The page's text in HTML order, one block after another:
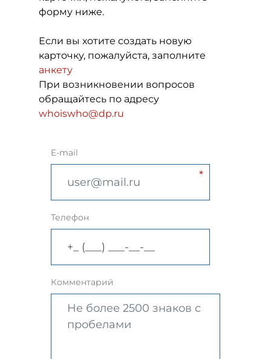
форму ниже.
Если вы хотите создать новую
карточку, пожалуйста, заполните
анкету
При возникновении вопросов
обращайтесь по адресу
whoiswho@dp.ru
E-mail
Телефон
Комментарий